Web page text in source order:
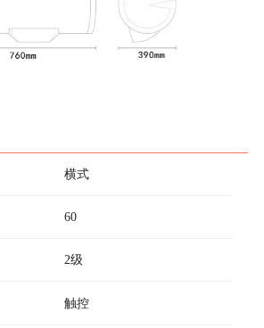
横式
60
2级
触控